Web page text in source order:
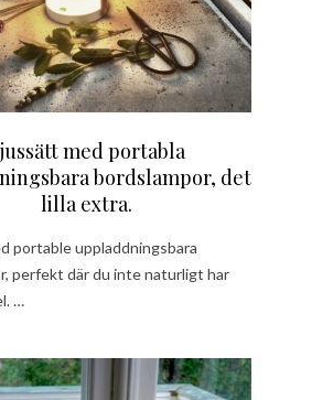
med portabla
bordslampor, det
lilla extra.
portable uppladdningsbara
perfekt där du inte naturligt har
…